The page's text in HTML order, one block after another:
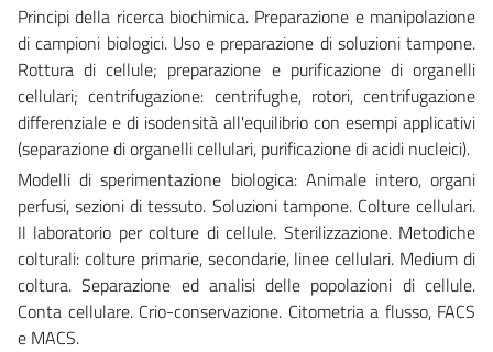
Principi della ricerca biochimica. Preparazione e manipolazione
di campioni biologici. Uso e preparazione di soluzioni tampone.
Rottura di cellule; preparazione e purificazione di organelli
cellulari; centrifugazione: centrifughe, rotori, centrifugazione
differenziale e di isodensità all'equilibrio con esempi applicativi
(separazione di organelli cellulari, purificazione di acidi nucleici).
Modelli di sperimentazione biologica: Animale intero, organi
perfusi, sezioni di tessuto. Soluzioni tampone. Colture cellulari.
Il laboratorio per colture di cellule. Sterilizzazione. Metodiche
colturali: colture primarie, secondarie, linee cellulari. Medium di
coltura. Separazione ed analisi delle popolazioni di cellule.
Conta cellulare. Crio-conservazione. Citometria a flusso, FACS
e MACS.